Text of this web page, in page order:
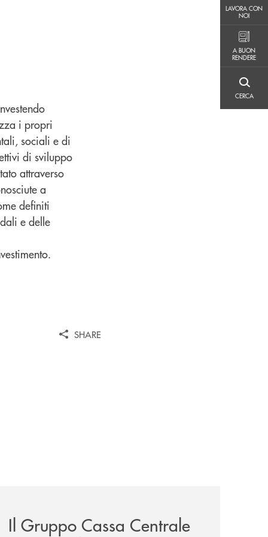
LAVORA CON
NOI
A BUON
RENDERE
CERCA
i propri
sociali e di
di sviluppo
attraverso
a
definiti
e delle
SHARE
Il Gruppo Cassa Centrale